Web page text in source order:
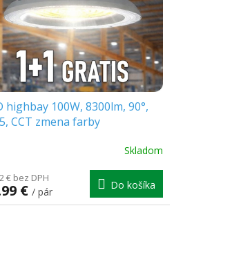
highbay 100W, 8300lm, 90°,
CCT zmena farby
Skladom
€ bez DPH
€ / pár
Do košíka